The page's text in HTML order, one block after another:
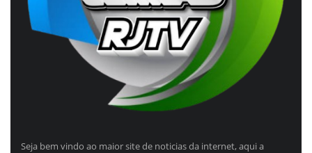
Seja bem vindo ao maior site de noticias da internet, aqui a